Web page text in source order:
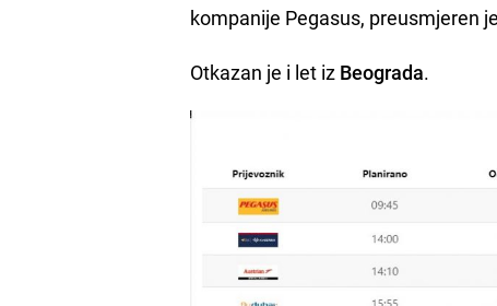
kompanije Pegasus, preusmjeren
Otkazan je i let iz Beograda.